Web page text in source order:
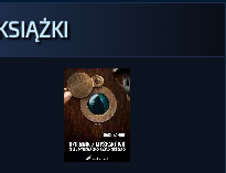
Dariusz Foint